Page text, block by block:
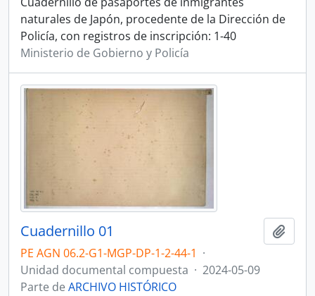
naturales de Japón, procedente de la Dirección de
Policía, con registros de inscripción: 1-40
Ministerio de Gobierno y Policía
Cuadernillo 01
PE AGN 06.2-G1-MGP-DP-1-2-44-1 ·
Unidad documental compuesta · 2024-05-09
Parte de ARCHIVO HISTÓRICO